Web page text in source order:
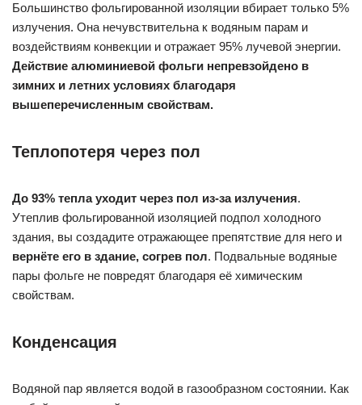
Большинство фольгированной изоляции вбирает только 5%
излучения. Она нечувствительна к водяным парам и
воздействиям конвекции и отражает 95% лучевой энергии.
Действие алюминиевой фольги непревзойдено в
зимних и летних условиях благодаря
вышеперечисленным свойствам.
Теплопотеря через пол
До 93% тепла уходит через пол из-за излучения.
Утеплив фольгированной изоляцией подпол холодного
здания, вы создадите отражающее препятствие для него и
вернёте его в здание, согрев пол. Подвальные водяные
пары фольге не повредят благодаря её химическим
свойствам.
Конденсация
Водяной пар является водой в газообразном состоянии. Как